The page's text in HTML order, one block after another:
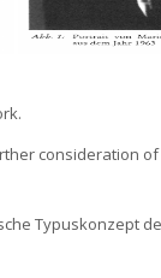
consideration
Typuskonzept